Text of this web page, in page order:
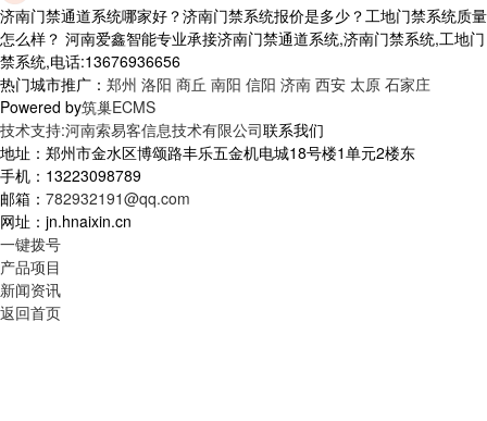
济南门禁通道系统哪家好？济南门禁系统报价是多少？工地门禁系统质量
怎么样？ 河南爱鑫智能专业承接济南门禁通道系统,济南门禁系统,工地门
禁系统,电话:13676936656
热门城市推广： 郑州 洛阳 商丘 南阳 信阳 济南 西安 太原 石家庄
Powered by筑巢ECMS
技术支持:河南索易客信息技术有限公司联系我们
地址：郑州市金水区博颂路丰乐五金机电城18号楼1单元2楼东
手机：13223098789
邮箱： 782932191@qq.com
网址：jn.hnaixin.cn
一键拨号
产品项目
新闻资讯
返回首页